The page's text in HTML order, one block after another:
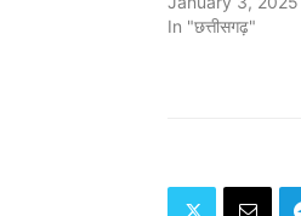
In "छत्तीसगढ़"